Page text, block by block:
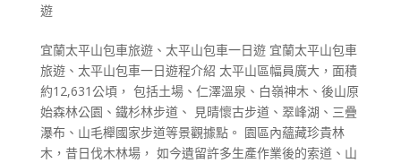
遊
宜蘭太平山包車旅遊、太平山包車一日遊 宜蘭太平山包車
旅遊、太平山包車一日遊程介紹 太平山區幅員廣大，面積
約12,631公頃， 包括土場、仁澤溫泉、白嶺神木、後山原
始森林公園、鐵杉林步道、 見晴懷古步道、翠峰湖、三疊
瀑布、山毛櫸國家步道等景觀據點。 園區內蘊藏珍貴林
木，昔日伐木林場， 如今遺留許多生產作業後的索道、山